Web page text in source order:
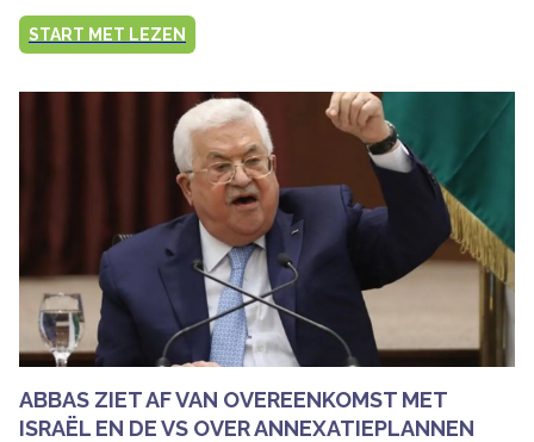
START MET LEZEN
ABBAS ZIET AF VAN OVEREENKOMST MET
ISRAËL EN DE VS OVER ANNEXATIEPLANNEN